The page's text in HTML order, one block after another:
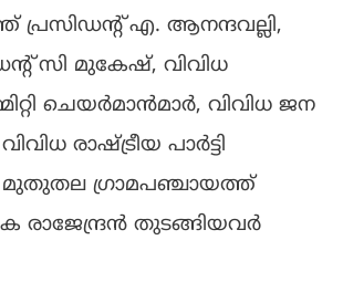
പ്രസിഡന്റ് എ. ആനന്ദവല്ലി,
സി മുകേഷ്, വിവിധ
ചെയർമാൻമാർ, വിവിധ ജന
രാഷ്ട്രീയ പാർട്ടി
മുതുതല ഗ്രാമപഞ്ചായത്ത്
രാജേന്ദ്രൻ തുടങ്ങിയവർ